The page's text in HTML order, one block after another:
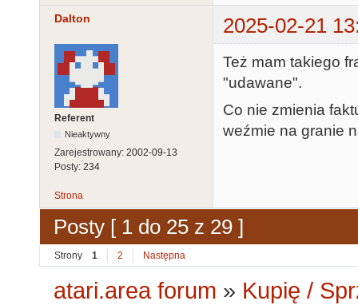
Dalton 2025-02-21
Referent
Nieaktywny
Zarejestrowany: 2002-09-13
Posty: 234
Też mam takiego
"udawane".
Co nie zmienia
weźmie na granie
Strona
Posty [ 1 do 25 z 29 ]
Strony 1 2 Następna
atari.area forum » Kupię /